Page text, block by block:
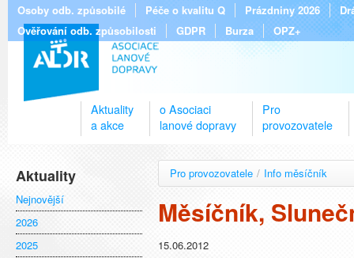
Osoby odb. způsobilé Péče o kvalitu Q Prázdniny 2026
Ověřování odb. způsobilosti
GDPR Burza OPZ+
Aktuality
a akce
o Asociaci
lanové dopravy
Pro
provozovatele
Aktuality
Nejnovější
2026
2025
Pro provozovatele / Info měsíčník
Měsíčník,
15.06.2012